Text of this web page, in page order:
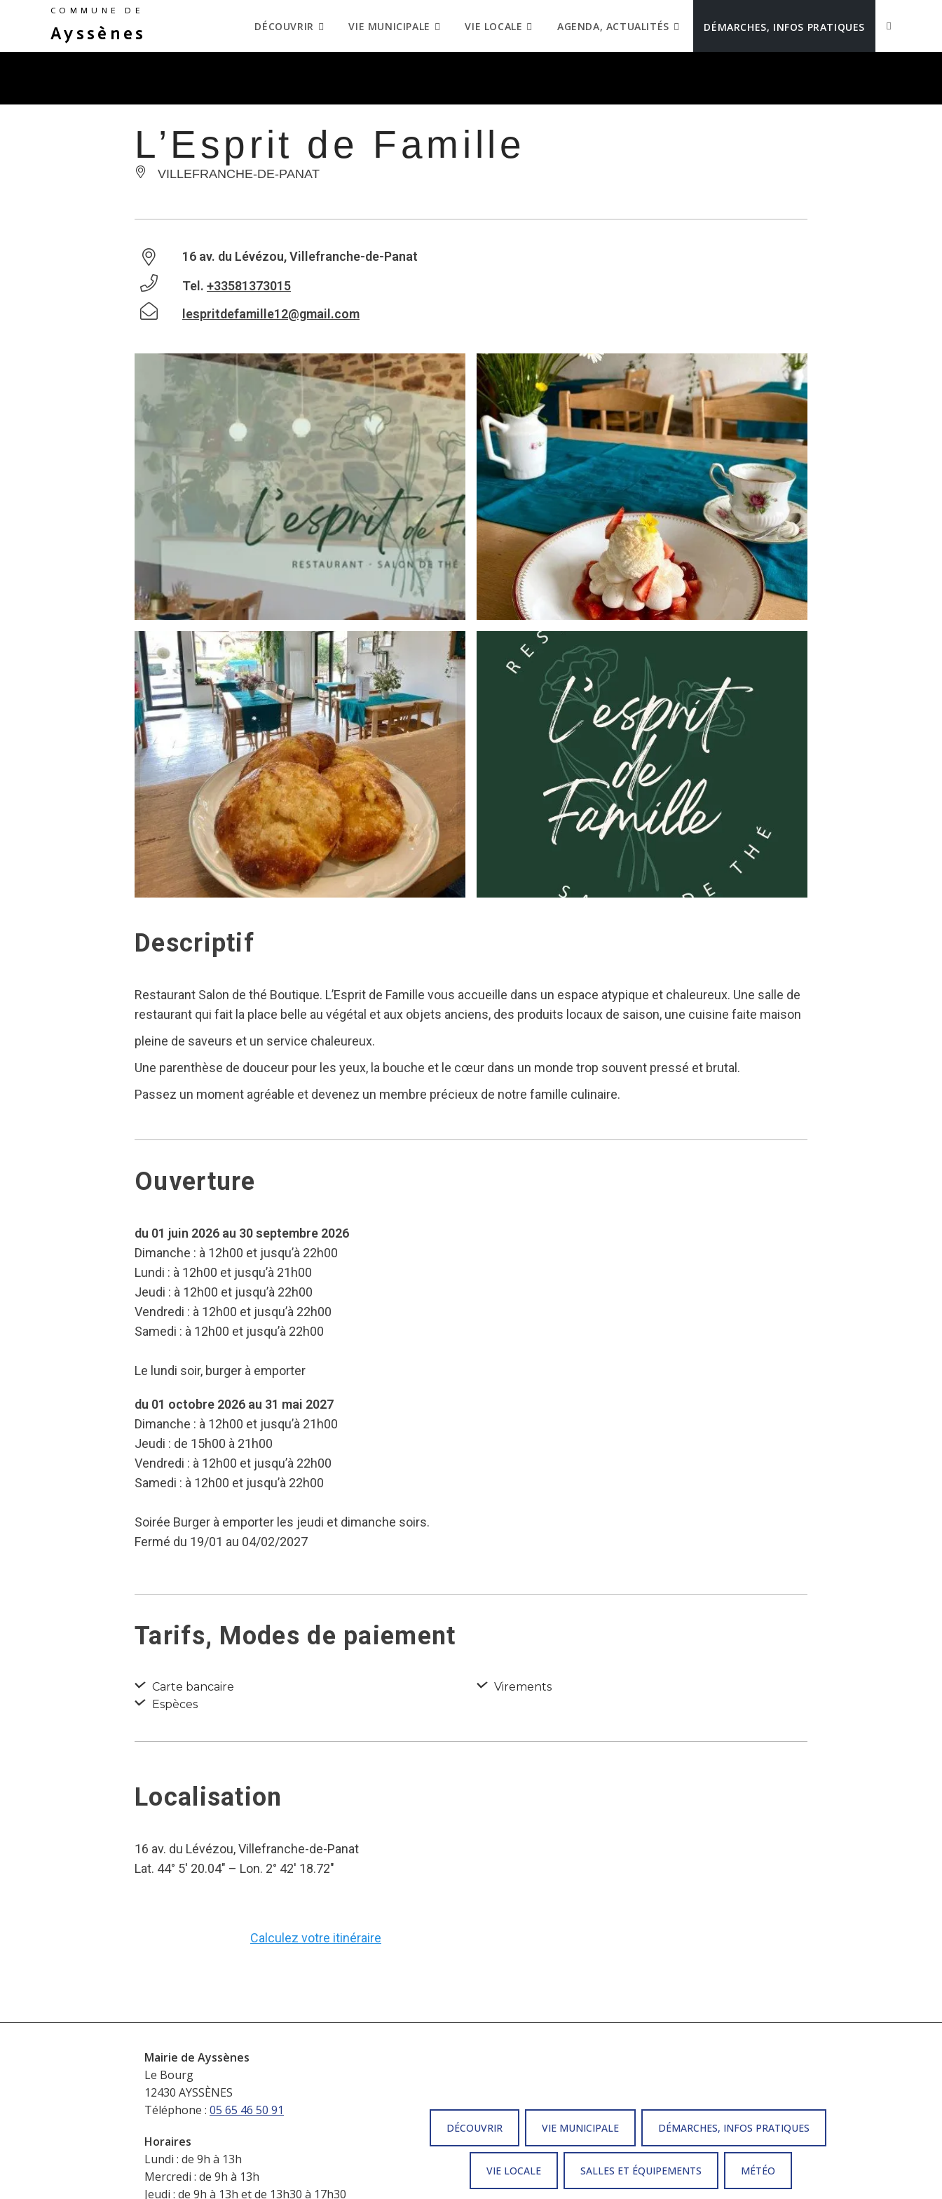
COMMUNE DE
Ayssènes DÉCOUVRIR VIE MUNICIPALE VIE LOCALE AGENDA, ACTUALITÉS DÉMARCHES, INFOS PRATIQUES
L’Esprit de Famille
VILLEFRANCHE-DE-PANAT
16 av. du Lévézou, Villefranche-de-Panat
Tel. +33581373015
lespritdefamille12@gmail.com
Descriptif
Restaurant Salon de thé Boutique. L’Esprit de Famille vous accueille dans un espace atypique et chaleureux. Une salle de
restaurant qui fait la place belle au végétal et aux objets anciens, des produits locaux de saison, une cuisine faite maison
pleine de saveurs et un service chaleureux.
Une parenthèse de douceur pour les yeux, la bouche et le cœur dans un monde trop souvent pressé et brutal.
Passez un moment agréable et devenez un membre précieux de notre famille culinaire.
Ouverture
du 01 juin 2026 au 30 septembre 2026
Dimanche : à 12h00 et jusqu’à 22h00
Lundi : à 12h00 et jusqu’à 21h00
Jeudi : à 12h00 et jusqu’à 22h00
Vendredi : à 12h00 et jusqu’à 22h00
Samedi : à 12h00 et jusqu’à 22h00
Le lundi soir, burger à emporter
du 01 octobre 2026 au 31 mai 2027
Dimanche : à 12h00 et jusqu’à 21h00
Jeudi : de 15h00 à 21h00
Vendredi : à 12h00 et jusqu’à 22h00
Samedi : à 12h00 et jusqu’à 22h00
Soirée Burger à emporter les jeudi et dimanche soirs.
Fermé du 19/01 au 04/02/2027
Tarifs, Modes de paiement
Carte bancaire
Espèces
Virements
Localisation
16 av. du Lévézou, Villefranche-de-Panat
Lat. 44° 5′ 20.04″ – Lon. 2° 42′ 18.72″
Calculez votre itinéraire
Mairie de Ayssènes
Le Bourg
12430 AYSSÈNES
Téléphone : 05 65 46 50 91
Horaires
Lundi : de 9h à 13h
Mercredi : de 9h à 13h
Jeudi : de 9h à 13h et de 13h30 à 17h30
DÉCOUVRIR VIE MUNICIPALE DÉMARCHES, INFOS PRATIQUES
VIE LOCALE SALLES ET ÉQUIPEMENTS MÉTÉO